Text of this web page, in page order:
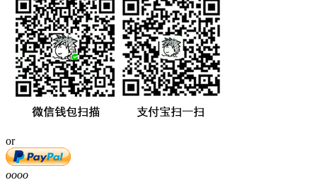
or
oooo